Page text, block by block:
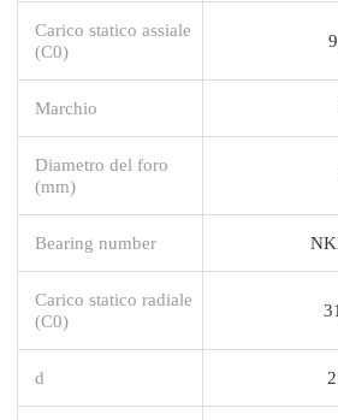
Carico statico assiale
(C0)
Marchio
Diametro del foro
(mm)
Bearing number
Carico statico radiale
(C0)
d